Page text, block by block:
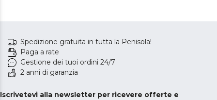
Spedizione gratuita in tutta la Penisola!
Paga a rate
Gestione dei tuoi ordini 24/7
2 anni di garanzia
Iscrivetevi alla newsletter per ricevere offerte e